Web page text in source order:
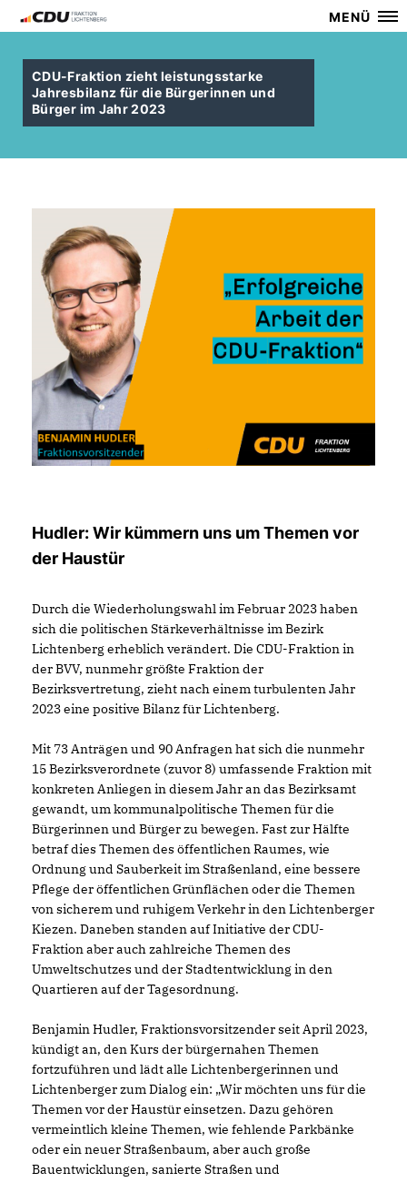
MENÜ
CDU-Fraktion zieht leistungsstarke
Jahresbilanz für die Bürgerinnen und
Bürger im Jahr 2023
Hudler: Wir kümmern uns um Themen vor
der Haustür
Durch die Wiederholungswahl im Februar 2023 haben
sich die politischen Stärkeverhältnisse im Bezirk
Lichtenberg erheblich verändert. Die CDU-Fraktion in
der BVV, nunmehr größte Fraktion der
Bezirksvertretung, zieht nach einem turbulenten Jahr
2023 eine positive Bilanz für Lichtenberg.
Mit 73 Anträgen und 90 Anfragen hat sich die nunmehr
15 Bezirksverordnete (zuvor 8) umfassende Fraktion mit
konkreten Anliegen in diesem Jahr an das Bezirksamt
gewandt, um kommunalpolitische Themen für die
Bürgerinnen und Bürger zu bewegen. Fast zur Hälfte
betraf dies Themen des öffentlichen Raumes, wie
Ordnung und Sauberkeit im Straßenland, eine bessere
Pflege der öffentlichen Grünflächen oder die Themen
von sicherem und ruhigem Verkehr in den Lichtenberger
Kiezen. Daneben standen auf Initiative der CDU-
Fraktion aber auch zahlreiche Themen des
Umweltschutzes und der Stadtentwicklung in den
Quartieren auf der Tagesordnung.
Benjamin Hudler, Fraktionsvorsitzender seit April 2023,
kündigt an, den Kurs der bürgernahen Themen
fortzuführen und lädt alle Lichtenbergerinnen und
Lichtenberger zum Dialog ein: „Wir möchten uns für die
Themen vor der Haustür einsetzen. Dazu gehören
vermeintlich kleine Themen, wie fehlende Parkbänke
oder ein neuer Straßenbaum, aber auch große
Bauentwicklungen, sanierte Straßen und